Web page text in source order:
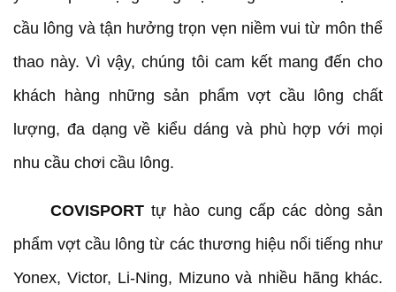
cầu lông và tận hưởng trọn vẹn niềm vui từ môn thể
thao này. Vì vậy, chúng tôi cam kết mang đến cho
khách hàng những sản phẩm vợt cầu lông chất
lượng, đa dạng về kiểu dáng và phù hợp với mọi
nhu cầu chơi cầu lông.
COVISPORTtự hào cung cấp các dòng sản
phẩm vợt cầu lông từ các thương hiệu nổi tiếng như
Yonex, Victor, Li-Ning, Mizuno và nhiều hãng khác.